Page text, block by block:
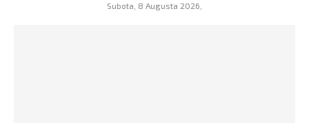
Subota, 8 Augusta 2026,